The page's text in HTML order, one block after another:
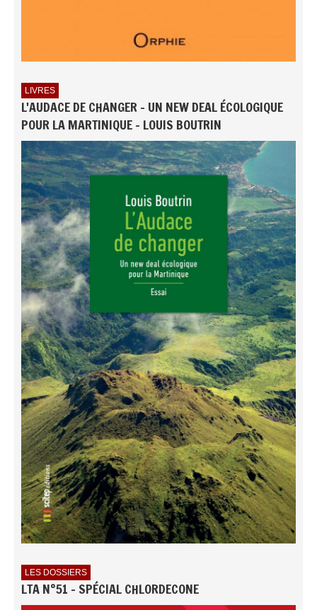
LIVRES
L'AUDACE DE CHANGER - UN NEW DEAL ÉCOLOGIQUE
POUR LA MARTINIQUE - LOUIS BOUTRIN
LES DOSSIERS
LTA N°51 - SPÉCIAL CHLORDECONE